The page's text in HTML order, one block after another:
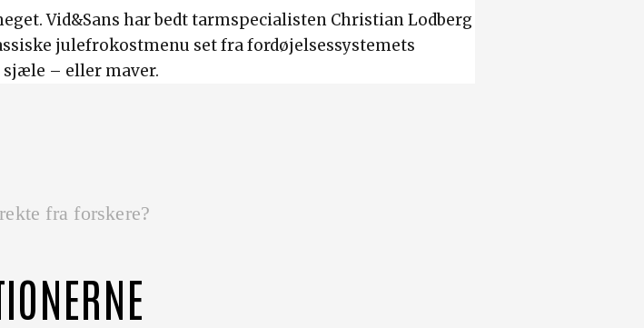
Vid&Sans har bedt tarmspecialisten Christian Lodberg
julefrokostmenu set fra fordøjelsessystemets
– eller maver.
fra forskere?